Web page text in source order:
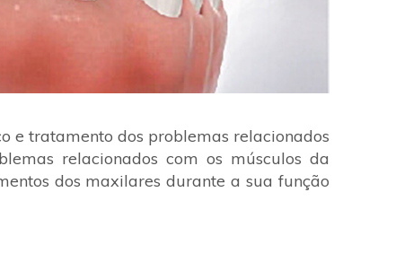
e tratamento dos problemas relacionados
relacionados com os músculos da
dos maxilares durante a sua função